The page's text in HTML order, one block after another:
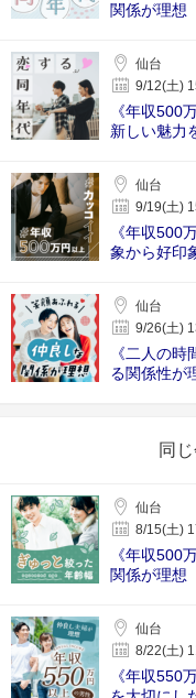
関係が理想
仙台
9/12(土)
《年収500
新しい魅力
仙台
9/19(土)
《年収500
象から好印
仙台
9/26(土)
《二人の
る関係性が
同
仙台
8/15(土)
《年収500
関係が理想
仙台
8/22(土)
《年収550